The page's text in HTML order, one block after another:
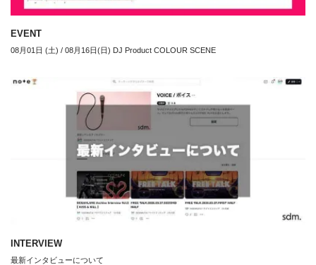
EVENT
08月01日 (土) / 08月16日(日) DJ Product COLOUR SCENE
INTERVIEW
最新インタビューについて